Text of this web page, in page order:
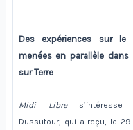
Des expériences sur
menées en parallèle dans
sur Terre
Midi Libres’intéresse
Dussutour, qui a reçu, le 29